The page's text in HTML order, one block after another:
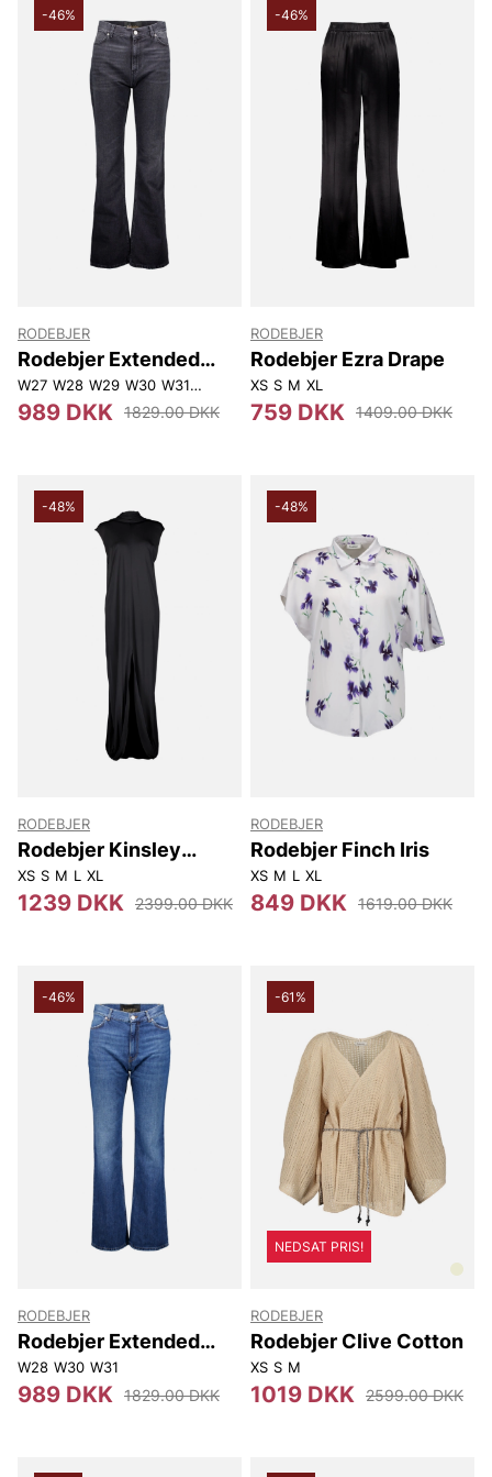
-46%
RODEBJER
Rodebjer Extended
Flare
W27 W28 W29 W30 W31 W32
989 DKK 1829.00 DKK
-46%
RODEBJER
Rodebjer Ezra Drape
XS S M XL
759 DKK 1409.00 DKK
-48%
RODEBJER
Rodebjer Kinsley
Jersey
XS S M L XL
1239 DKK 2399.00 DKK
-48%
RODEBJER
Rodebjer Finch Iris
XS M L XL
849 DKK 1619.00 DKK
-46%
RODEBJER
Rodebjer Extended
Flare
W28 W30 W31
989 DKK 1829.00 DKK
-61%
NEDSAT PRIS!
RODEBJER
Rodebjer Clive Cotton
XS S M
1019 DKK 2599.00 DKK